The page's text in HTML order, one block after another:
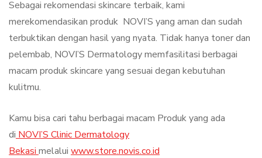
Sebagai rekomendasi skincare terbaik, kami
merekomendasikan produk NOVI’S yang aman dan sudah
terbuktikan dengan hasil yang nyata. Tidak hanya toner dan
pelembab, NOVI’S Dermatology memfasilitasi berbagai
macam produk skincare yang sesuai degan kebutuhan
kulitmu.
Kamu bisa cari tahu berbagai macam Produk yang ada
di NOVI’S Clinic Dermatology
Bekasi melalui www.store.novis.co.id